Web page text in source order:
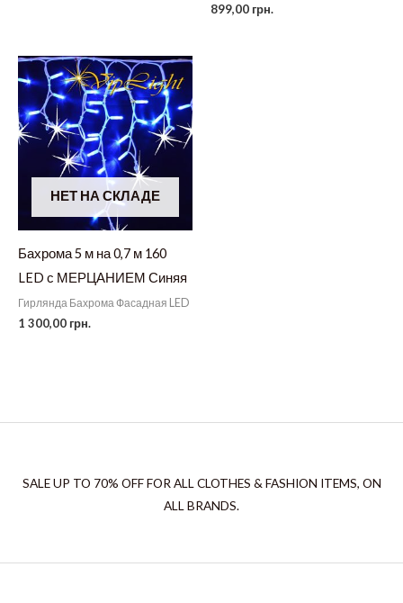
899,00 грн.
НЕТ НА СКЛАДЕ
Бахрома 5 м на 0,7 м 160
LED с МЕРЦАНИЕМ Синяя
Гирлянда Бахрома Фасадная LED
1 300,00 грн.
SALE UP TO 70% OFF FOR ALL CLOTHES & FASHION ITEMS, ON
ALL BRANDS.